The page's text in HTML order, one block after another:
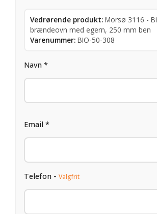
Vedrørende produkt: Morsø 3116 -
brændeovn med egern, 250 mm ben
Varenummer: BIO-50-308
Navn *
Email *
Telefon - Valgfrit